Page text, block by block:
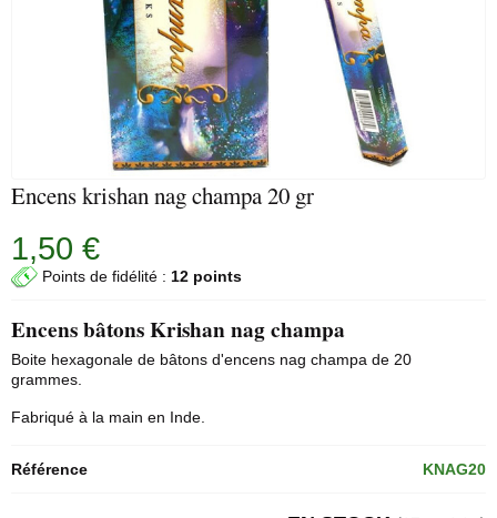
Encens krishan nag champa 20 gr
1,50 €
Points de fidélité : 12 points
Encens bâtons Krishan nag champa
Boite hexagonale de bâtons d'encens nag champa de 20
grammes.
Fabriqué à la main en Inde.
Référence KNAG20